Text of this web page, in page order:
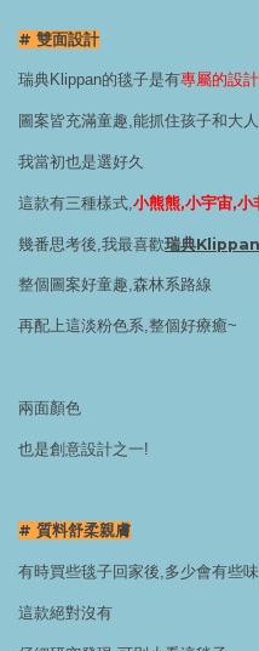
# 雙面設計
瑞典Klippan的毯子是有專屬的設
圖案皆充滿童趣,能抓住孩子和大
我當初也是選好久
這款有三種樣式, 小熊熊,小宇宙,小
幾番思考後,我最喜歡瑞典Klippan
整個圖案好童趣,森林系路線
再配上這淡粉色系,整個好療癒~
兩面顏色
也是創意設計之一!
# 質料舒柔親膚
有時買些毯子回家後,多少會有些
這款絕對沒有